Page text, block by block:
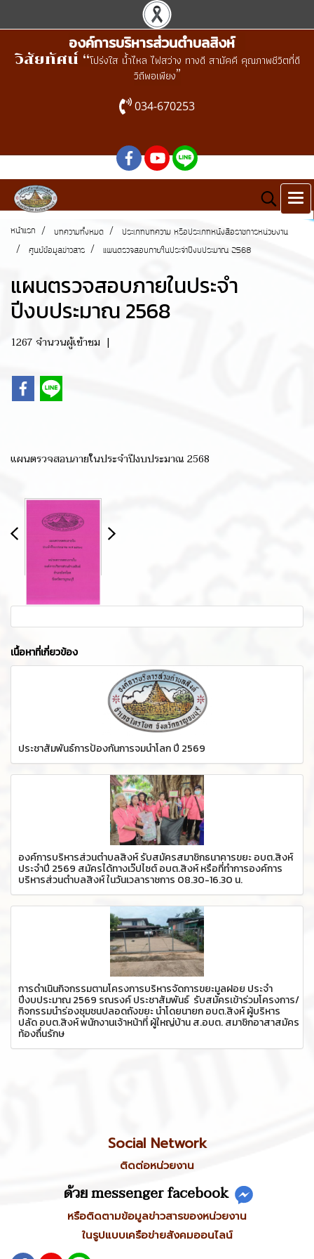
องค์การบริหารส่วนตำบลสิงห์
วิสัยทัศน์ “โปร่งใส น้ำไหล ไฟสว่าง ทางดี สามัคคี คุณภาพชีวิตที่ดี
วิถีพอเพียง”
034-670253
หน้าแรก บทความทั้งหมด ประเภทบทความ หรือประเภทหนังสือราชการหน่วยงาน
ศูนย์ข้อมูลข่าวสาร แผนตรวจสอบภายในประจำปีงบประมาณ 2568
แผนตรวจสอบภายในประจำ
ปีงบประมาณ 2568
1267 จำนวนผู้เข้าชม |
แผนตรวจสอบภายในประจำปีงบประมาณ 2568
เนื้อหาที่เกี่ยวข้อง
ประชาสัมพันธ์การป้องกันการจมน้ำโลก ปี 2569
องค์การบริหารส่วนตำบลสิงห์ รับสมัครสมาชิกธนาคารขยะ อบต.สิงห์
ประจำปี 2569 สมัครได้ทางเว๊ปไซต์ อบต.สิงห์ หรือที่ทำการองค์การ
บริหารส่วนตำบลสิงห์ ในวันเวลาราชการ 08.30-16.30 น.
การดำเนินกิจกรรมตามโครงการบริหารจัดการขยะมูลฝอย ประจำ
ปีงบประมาณ 2569 รณรงค์ ประชาสัมพันธ์ รับสมัครเข้าร่วมโครงการ/
กิจกรรมนำร่องชุมชนปลอดถังขยะ นำโดยนายก อบต.สิงห์ ผู้บริหาร
ปลัด อบต.สิงห์ พนักงานเจ้าหน้าที่ ผู้ใหญ่บ้าน ส.อบต. สมาชิกอาสาสมัคร
ท้องถื่นรักษ
Social Network
ติดต่อหน่วยงาน
ด้วย messenger facebook
หรือติดตามข้อมูลข่าวสารของหน่วยงาน
ในรูปแบบเครือข่ายสังคมออนไลน์